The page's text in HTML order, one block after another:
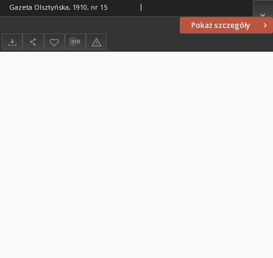
Pokaż szczegóły
Gazeta Olsztyńska, 1910, nr 15